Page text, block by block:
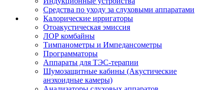
Средства по уходу за слуховыми аппаратами
Калорические ирригаторы
Отоакустическая эмиссия
ЛОР комбайны
Тимпанометры и Импедансометры
Программаторы
Аппараты для ТЭС-терапии
Шумозащитные кабины (Акустические
анэхоидные камеры)